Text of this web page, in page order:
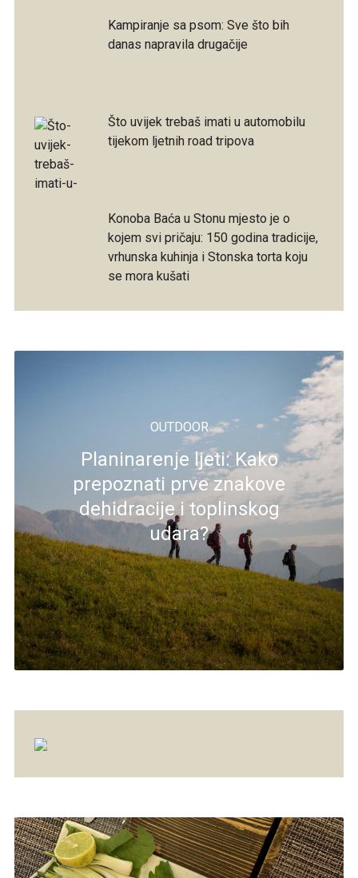
Kampiranje sa psom: Sve što bih
danas napravila drugačije
Što uvijek trebaš imati u automobilu
tijekom ljetnih road tripova
Konoba Baća u Stonu mjesto je o
kojem svi pričaju: 150 godina tradicije,
vrhunska kuhinja i Stonska torta koju
se mora kušati
OUTDOOR
Planinarenje ljeti: Kako
prepoznati prve znakove
dehidracije i toplinskog
udara?